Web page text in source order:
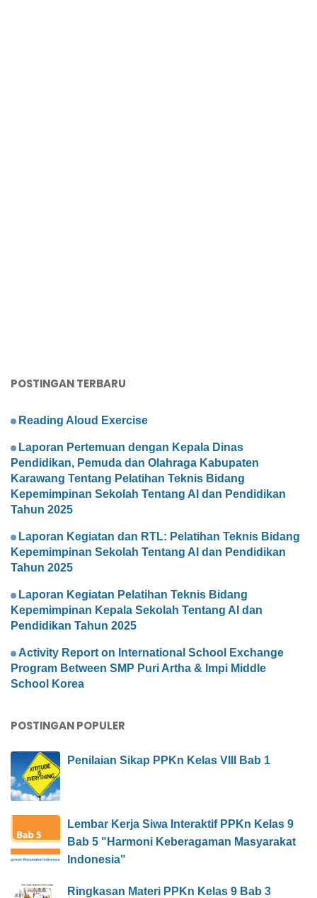
POSTINGAN TERBARU
Reading Aloud Exercise
Laporan Pertemuan dengan Kepala Dinas
Pendidikan, Pemuda dan Olahraga Kabupaten
Karawang Tentang Pelatihan Teknis Bidang
Kepemimpinan Sekolah Tentang AI dan Pendidikan
Tahun 2025
Laporan Kegiatan dan RTL: Pelatihan Teknis Bidang
Kepemimpinan Sekolah Tentang AI dan Pendidikan
Tahun 2025
Laporan Kegiatan Pelatihan Teknis Bidang
Kepemimpinan Kepala Sekolah Tentang AI dan
Pendidikan Tahun 2025
Activity Report on International School Exchange
Program Between SMP Puri Artha & Impi Middle
School Korea
POSTINGAN POPULER
Penilaian Sikap PPKn Kelas VIII Bab 1
Lembar Kerja Siwa Interaktif PPKn Kelas 9
Bab 5 "Harmoni Keberagaman Masyarakat
Indonesia"
Ringkasan Materi PPKn Kelas 9 Bab 3